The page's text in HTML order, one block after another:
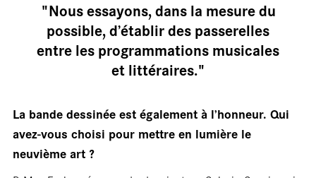
"Nous essayons, dans la mesure du
possible, d’établir des passerelles
entre les programmations musicales
et littéraires."
La bande dessinée est également à l’honneur. Qui
avez-vous choisi pour mettre en lumière le
neuvième art ?